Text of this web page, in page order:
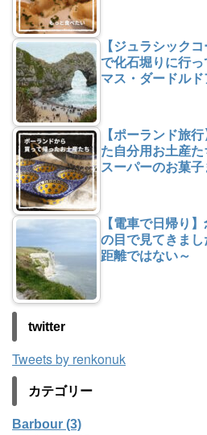
【ジュラシック
で化石堀りに行
マス・ダードル
【ポーランド旅
た自分用お土産
スーパーのお菓子
【電車で日帰り
の目で見てきま
距離ではない～
twitter
Tweets by renkonuk
カテゴリー
Barbour (3)